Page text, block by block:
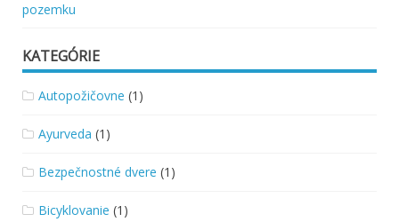
pozemku
KATEGÓRIE
Autopožičovne (1)
Ayurveda (1)
Bezpečnostné dvere (1)
Bicyklovanie (1)